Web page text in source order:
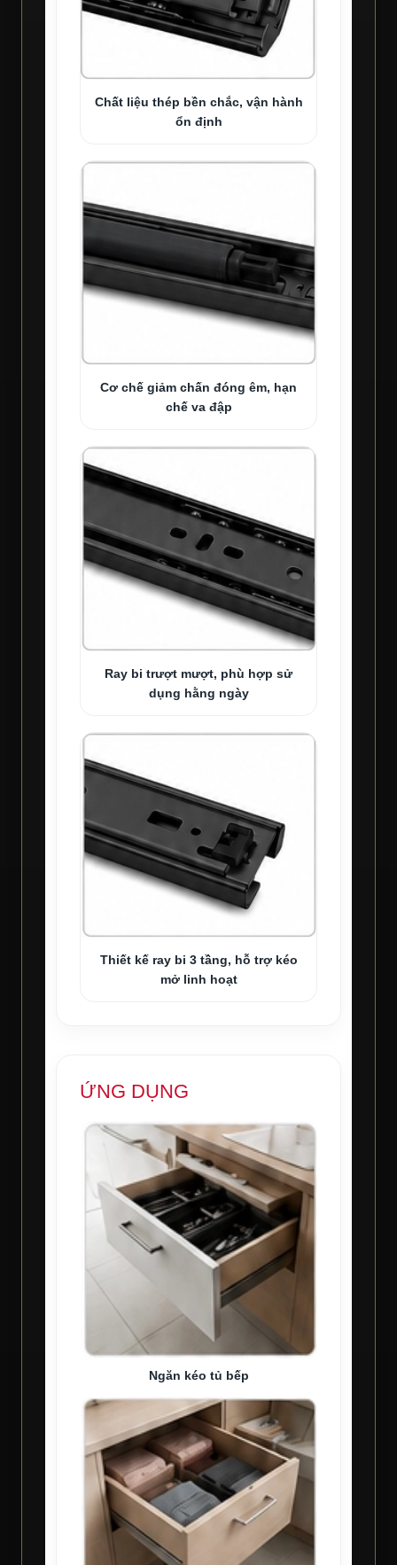
Chất liệu thép bền chắc, vận hành
ổn định
Cơ chế giảm chấn đóng êm, hạn
chế va đập
Ray bi trượt mượt, phù hợp sử
dụng hằng ngày
Thiết kế ray bi 3 tầng, hỗ trợ kéo
mở linh hoạt
ỨNG DỤNG
Ngăn kéo tủ bếp